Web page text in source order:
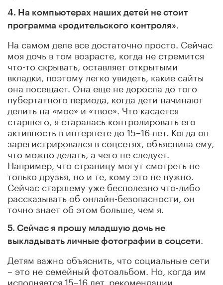
4. На компьютерах наших детей не стоит
программа «родительского контроля»
На самом деле все достаточно просто. Сейчас
моя дочь в том возрасте, когда не стремится
что-то скрывать, оставляет открытыми
вкладки, поэтому легко увидеть, какие сайты
она посещает. Она еще не доросла до того
пубертатного периода, когда дети начинают
делить на «мое» и «твое». Что касается
старшего, я старалась контролировать его
активность в интернете до 15–16 лет. Когда он
зарегистрировался в соцсетях, объяснила ему,
что можно делать, а чего не следует.
Например, что страницу могут смотреть не
только друзья, но и те, кому это не нужно.
Сейчас старшему уже бесполезно что-либо
рассказывать об онлайн-безопасности, он
точно знает об этом больше, чем я.
5. Сейчас я прошу младшую дочь не
выкладывать личные фотографии в соцсети
Детям важно объяснить, что социальные сети
–это не семейный фотоальбом. Но, когда им
исполняется 15–16 лет, рекомендации